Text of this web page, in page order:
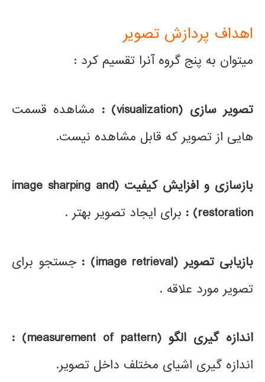
اهداف پردازش تصویر
میتوان به پنج گروه آنرا تقسیم کرد :
تصویر سازی (visualization)
: مشاهده قسمت
هایی از تصویر که قابل مشاهده نیست.
بازسازی و افزایش کیفیت (image sharping and
restoration)
: برای ایجاد تصویر بهتر .
بازیابی تصویر (image retrieval)
: جستجو برای
تصویر مورد علاقه .
اندازه گیری الگو (measurement of pattern)
:
اندازه گیری اشیای مختلف داخل تصویر.